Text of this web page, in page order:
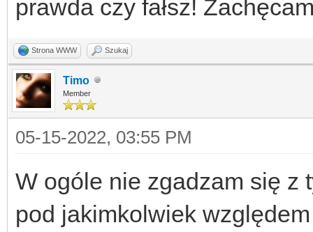
prawda czy fałsz!
Strona WWW Szukaj
Timo
Member
05-15-2022, 03:55 PM
W ogóle nie zgadzam się z
pod jakimkolwiek